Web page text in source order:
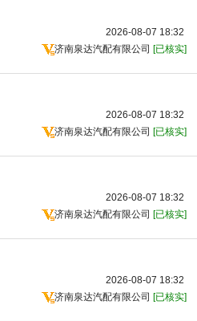
2026-08-07 18:32
济南泉达汽配有限公司 [已核实]
2026-08-07 18:32
济南泉达汽配有限公司 [已核实]
2026-08-07 18:32
济南泉达汽配有限公司 [已核实]
2026-08-07 18:32
济南泉达汽配有限公司 [已核实]